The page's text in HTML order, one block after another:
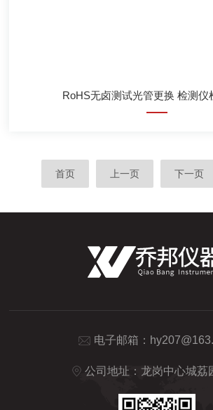
RoHS无卤测试光管更换 检测仪
首页 上一页 下一页
电子邮箱：
公司地址：龙岗中心城荔